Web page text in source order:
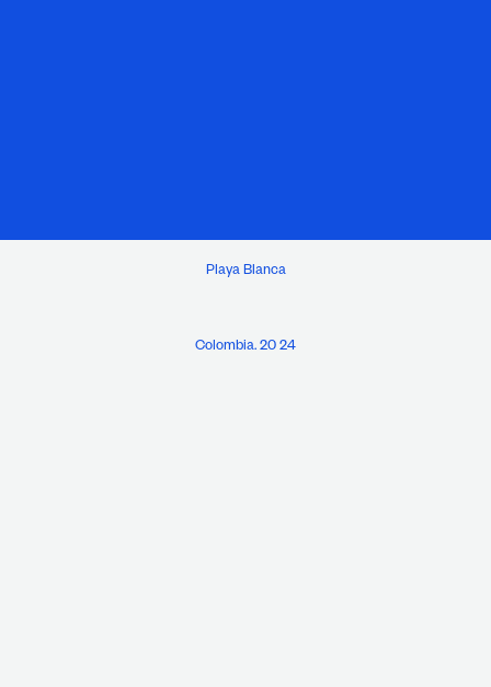
Playa Blanca
Colombia. 20 24